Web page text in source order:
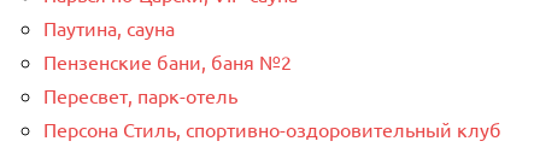
Паутина, сауна
Пензенские бани, баня №2
Пересвет, парк-отель
Персона Стиль, спортивно-оздоровительный клуб